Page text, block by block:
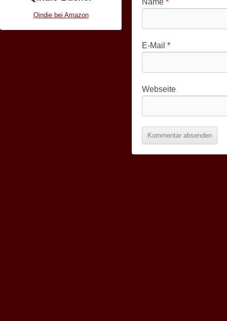
E-Mail *
Webseite
Qindie bei Amazon